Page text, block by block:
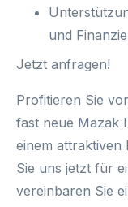
und
Jetzt anfragen!
Profitieren Sie
fast neue Mazak
einem attraktiven
Sie uns jetzt für
vereinbaren Sie